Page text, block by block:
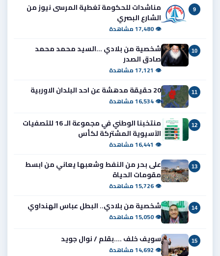
9
مناشدات للحكومة تغطية المرسى نيوز من
الشارع البصري
👁 17,480 مشاهدة
10
شخصية من بلادي ...السيد محمد محمد
صادق الصدر
👁 17,121 مشاهدة
11 20 حقيقة مدهشة عن احد البلدان الاوربية
👁 16,534 مشاهدة
12
منتخبنا الوطني في مجموعة الـ 16 للتصفيات
الآسيوية المشتركة لكأس
👁 16,441 مشاهدة
13
على بحر من النفط وشعبها يعاني من ابسط
مقومات الحياة
👁 15,726 مشاهدة
14 شخصية من بلادي.. البطل عباس الهنداوي
👁 15,050 مشاهدة
15 سويف خلف ....بقلم / نوال جويد
👁 14,692 مشاهدة